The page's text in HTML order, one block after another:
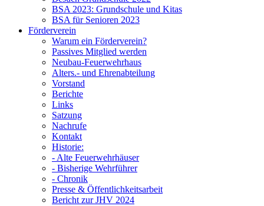
BSA 2023: Grundschule und Kitas
BSA für Senioren 2023
Förderverein
Warum ein Förderverein?
Passives Mitglied werden
Neubau-Feuerwehrhaus
Alters.- und Ehrenabteilung
Vorstand
Berichte
Links
Satzung
Nachrufe
Kontakt
Historie:
- Alte Feuerwehrhäuser
- Bisherige Wehrführer
- Chronik
Presse & Öffentlichkeitsarbeit
Bericht zur JHV 2024